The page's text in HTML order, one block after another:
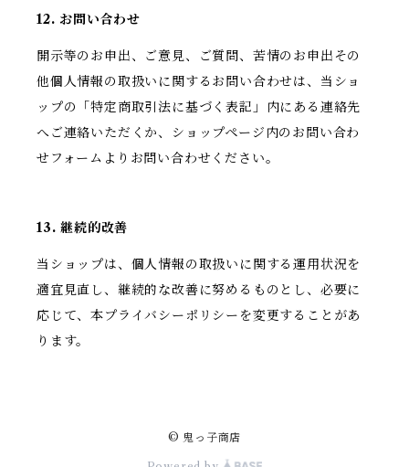
12. お問い合わせ
開示等のお申出、ご意見、ご質問、苦情のお申出その
他個人情報の取扱いに関するお問い合わせは、当ショ
ップの「特定商取引法に基づく表記」内にある連絡先
へご連絡いただくか、ショップページ内のお問い合わ
せフォームよりお問い合わせください。
13. 継続的改善
当ショップは、個人情報の取扱いに関する運用状況を
適宜見直し、継続的な改善に努めるものとし、必要に
応じて、本プライバシーポリシーを変更することがあ
ります。
© 鬼っ子商店